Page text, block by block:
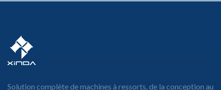
Solution complète de machines à ressorts, de la conception au